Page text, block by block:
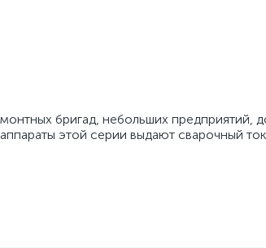
бригад, небольших предприятий,
этой серии выдают сварочный